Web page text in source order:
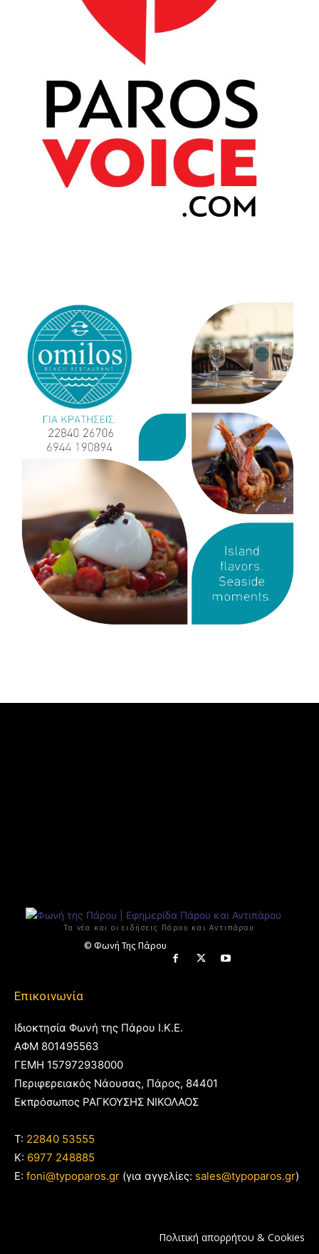
Τα νέα και οι ειδήσεις Πάρου και Αντιπάρου
© Φωνή Της Πάρου
Επικοινωνία
Ιδιοκτησία Φωνή της Πάρου Ι.Κ.Ε.
ΑΦΜ 801495563
ΓΕΜΗ 157972938000
Περιφερειακός Νάουσας, Πάρος, 84401
Εκπρόσωπος ΡΑΓΚΟΥΣΗΣ ΝΙΚΟΛΑΟΣ
T: 22840 53555
Κ: 6977 248885
E: foni@typoparos.gr (για αγγελίες: sales@typoparos.gr)
Πολιτική απορρήτου & Cookies